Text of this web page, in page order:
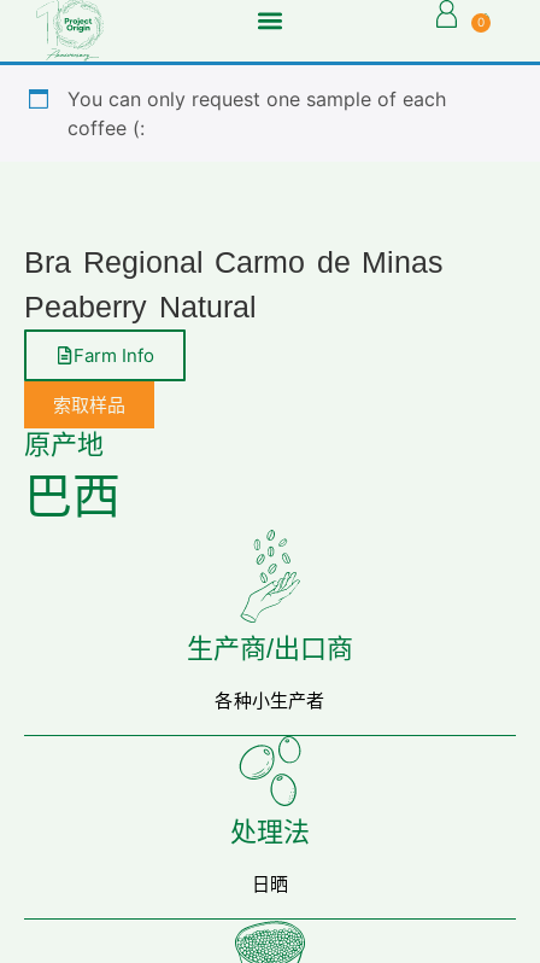
0
You can only request one sample of each
coffee (:
Bra Regional Carmo de Minas
Peaberry Natural
Farm Info
索取样品
原产地
巴西
生产商/出口商
各种小生产者
处理法
日晒